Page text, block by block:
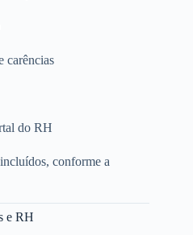
carências
do RH
conforme a
e RH